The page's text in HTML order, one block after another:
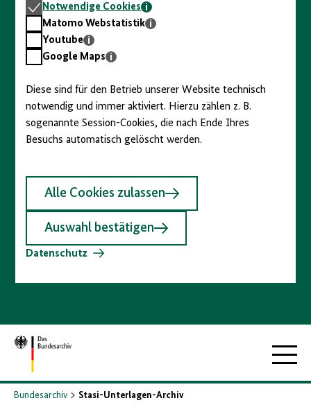
Notwendige
Cookies
Notwendige Cookies
Matomo
Webstatistik
Matomo Webstatistik
Youtube
Youtube
GoogleGoogle Maps
Diese sind für den Betrieb unserer Website technisch
notwendig und immer aktiviert. Hierzu zählen z. B.
sogenannte Session-Cookies, die nach Ende Ihres
Besuchs automatisch gelöscht werden.
Alle Cookies zulassen
Auswahl bestätigen
Datenschutz
Zur
Startseite
Bundesarchiv Stasi-Unterlagen-Archiv